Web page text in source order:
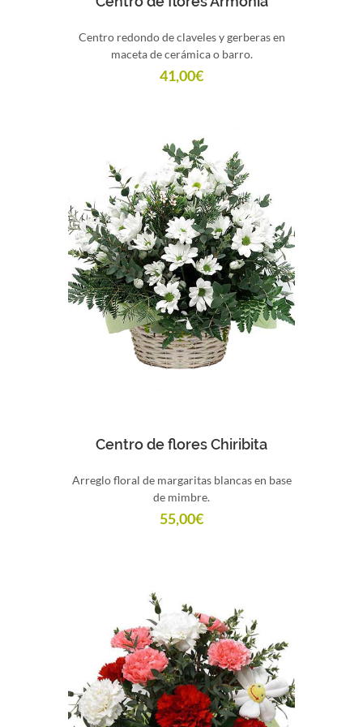
Centro redondo de claveles y gerberas en
maceta de cerámica o barro.
41,00€
Comprar
Centro de flores Chiribita
Arreglo floral de margaritas blancas en base
de mimbre.
55,00€